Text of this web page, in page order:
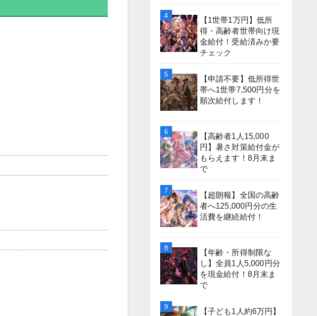
【1世帯1万円】低所
得・高齢者世帯向け現
金給付！受給済みか要
チェック
【申請不要】低所得世
帯へ1世帯7,500円分を
順次給付します！
【高齢者1人15,000
円】暑さ対策給付金が
もらえます！8月末ま
で
【超朗報】全国の高齢
者へ125,000円分の生
活費を継続給付！
【年齢・所得制限な
し】全員1人5,000円分
を現金給付！8月末ま
で
【子ども1人約6万円】